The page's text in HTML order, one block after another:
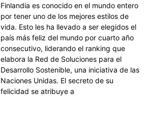
Finlandia es conocido en el mundo entero
por tener uno de los mejores estilos de
vida. Esto les ha llevado a ser elegidos el
país más feliz del mundo por cuarto año
consecutivo, liderando el ranking que
elabora la Red de Soluciones para el
Desarrollo Sostenible, una iniciativa de las
Naciones Unidas. El secreto de su
felicidad se atribuye a